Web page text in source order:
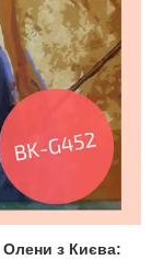
Олени з Києва: